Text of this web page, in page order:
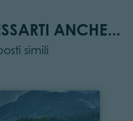
ANCHE...
simili